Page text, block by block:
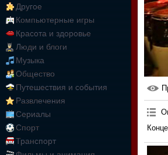
Другое
Компьютерные игры
Красота и здоровье
Люди и блоги
Музыка
Общество
Путешествия и события
Развлечения
Сериалы
Спорт
Транспорт